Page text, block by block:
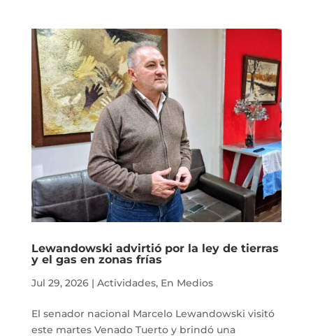
Lewandowski advirtió por la ley de tierras
y el gas en zonas frías
Jul 29, 2026| Actividades, En Medios
El senador nacional Marcelo Lewandowski visitó
este martes Venado Tuerto y brindó una